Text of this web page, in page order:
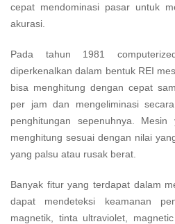
cepat mendominasi pasar untuk
akurasi.
Pada tahun 1981
diperkenalkan dalam bentuk REI
bisa menghitung dengan cepat
per jam dan mengeliminasi
penghitungan sepenuhnya.
menghitung sesuai dengan nilai
yang palsu atau rusak berat.
Banyak fitur yang terdapat dalam
dapat mendeteksi keamanan
magnetik, tinta ultraviolet,